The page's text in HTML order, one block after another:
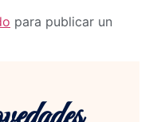
para publicar un